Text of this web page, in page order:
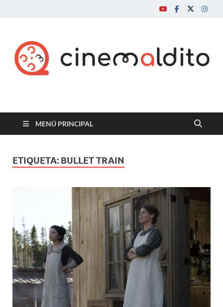
Cine maldito
MENÚ PRINCIPAL
ETIQUETA: BULLET TRAIN